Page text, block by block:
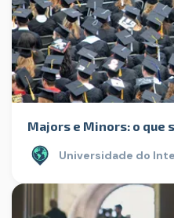
Majors e Minors: o que
Universidade do